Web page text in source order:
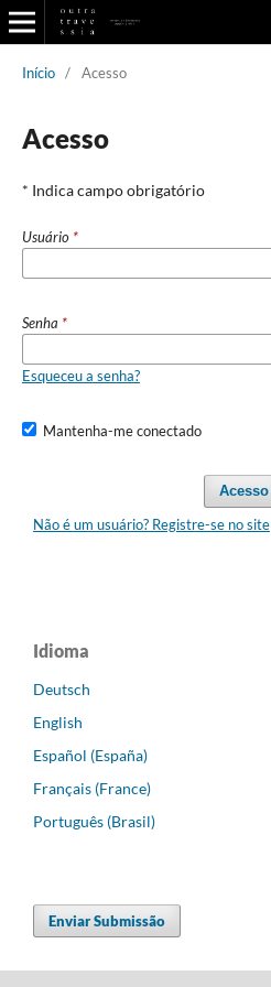
Início / Acesso
Acesso
* Indica campo obrigatório
Usuário *
Senha *
Esqueceu a senha?
Mantenha-me conectado
Acesso
Não é um usuário? Registre-se no site
Idioma
Deutsch
English
Español (España)
Français (France)
Português (Brasil)
Enviar Submissão